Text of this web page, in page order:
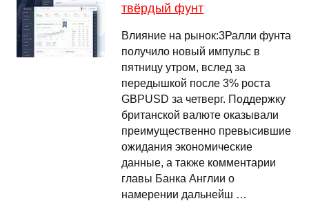
твёрдый фунт
Влияние на рынок:3Ралли фунта
получило новый импульс в
пятницу утром, вслед за
передышкой после 3% роста
GBPUSD за четверг. Поддержку
британской валюте оказывали
преимущественно превысившие
ожидания экономические
данные, а также комментарии
главы Банка Англии о
намерении дальнейш …